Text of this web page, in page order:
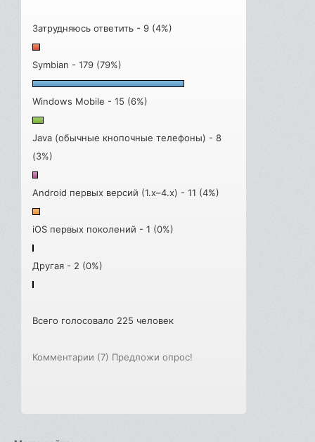
Затрудняюсь ответить - 9 (4%)
Symbian - 179 (79%)
Windows Mobile - 15 (6%)
Java (обычные кнопочные телефоны) - 8
(3%)
Android первых версий (1.x–4.x) - 11 (4%)
iOS первых поколений - 1 (0%)
Другая - 2 (0%)
Всего голосовало 225 человек
Комментарии (7) Предложи опрос!